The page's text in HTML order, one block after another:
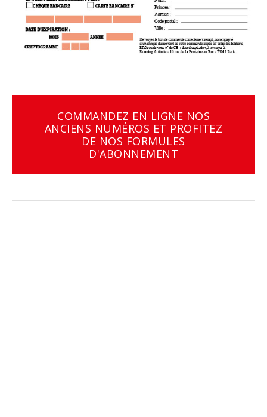
COMMANDEZ EN LIGNE NOS
ANCIENS NUMÉROS ET PROFITEZ
DE NOS FORMULES
D'ABONNEMENT